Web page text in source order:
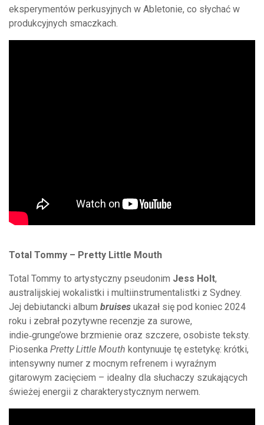
eksperymentów perkusyjnych w Abletonie, co słychać w
produkcyjnych smaczkach.
Total Tommy – Pretty Little Mouth
Total Tommy to artystyczny pseudonim Jess Holt,
australijskiej wokalistki i multiinstrumentalistki z Sydney.
Jej debiutancki album bruises ukazał się pod koniec 2024
roku i zebrał pozytywne recenzje za surowe,
indie‑grunge’owe brzmienie oraz szczere, osobiste teksty.
Piosenka Pretty Little Mouth kontynuuje tę estetykę: krótki,
intensywny numer z mocnym refrenem i wyraźnym
gitarowym zacięciem – idealny dla słuchaczy szukających
świeżej energii z charakterystycznym nerwem.